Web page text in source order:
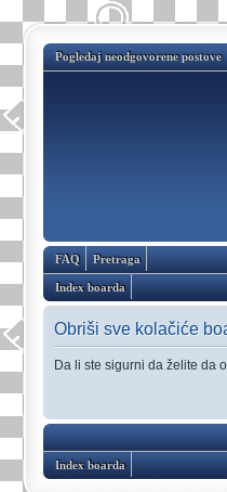
Pogledaj neodgovorene postove
FAQ Pretraga
Index boarda
Obriši sve kolačiće
Da li ste sigurni da želite da
Index boarda